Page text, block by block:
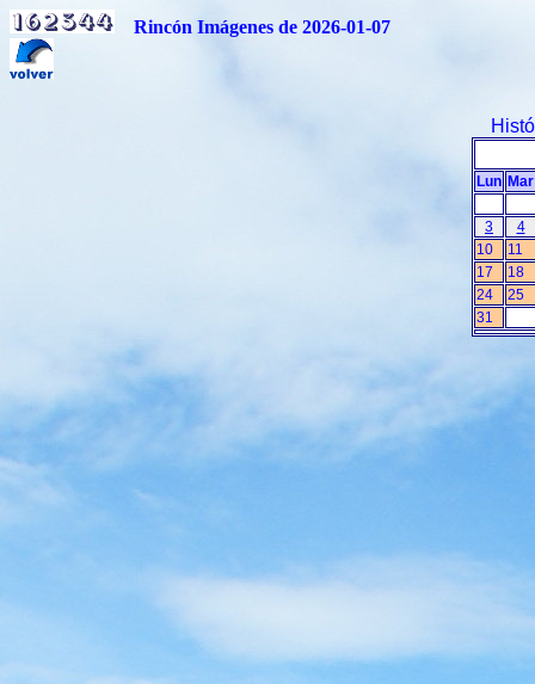
Rincón Imágenes de 2026-01-07
Lun Mar
3
4
10
11
17
18
24
25
31